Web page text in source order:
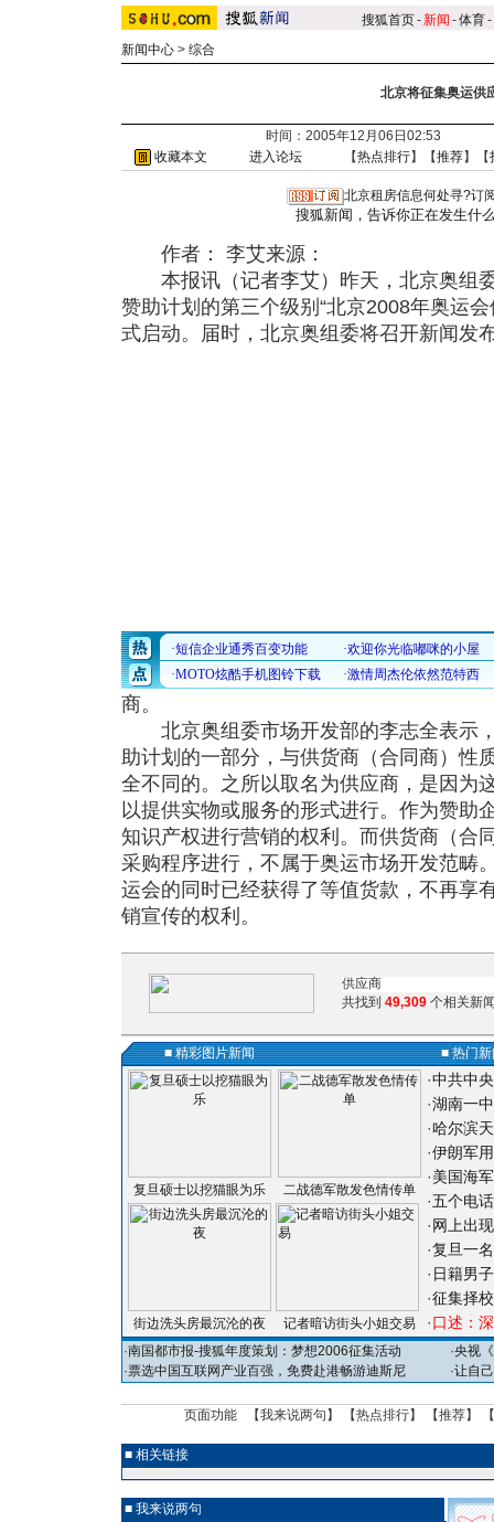
搜狐首页-新闻 -体育-
新闻中心 > 综合
北京将征集奥运供
时间：2005年12月06日02:53
收藏本文
进入论坛 【热点排行】【推荐】【
北京租房信息何处寻?订
搜狐新闻，告诉你正在发生什
作者： 李艾来源：
本报讯（记者李艾）昨天，北京奥组
赞助计划的第三个级别“北京2008年奥运
式启动。届时，北京奥组委将召开新闻发
商。
北京奥组委市场开发部的李志全表示
助计划的一部分，与供货商（合同商）性
全不同的。之所以取名为供应商，是因为
以提供实物或服务的形式进行。作为赞助
知识产权进行营销的权利。而供货商（合
采购程序进行，不属于奥运市场开发范畴
运会的同时已经获得了等值货款，不再享
销宣传的权利。
共找到 49,309 个相关新
■ 精彩图片新闻 ■ 热门
复旦硕士以挖猫眼为乐 二战德军散发色情传单
街边洗头房最沉沦的夜 记者暗访街头小姐交易
·中共中
·湖南一
·哈尔滨
·伊朗军
·美国海
·五个电
·网上出
·复旦一
· 日籍男
·征集择
·口述：
·南国都市报-搜狐年度策划：梦想2006征集活动 ·央视
·票选中国互联网产业百强，免费赴港畅游迪斯尼 ·让自
页面功能 【我来说两句 】 【热点排行】 【推荐】
■ 相关链接
■ 我来说两句